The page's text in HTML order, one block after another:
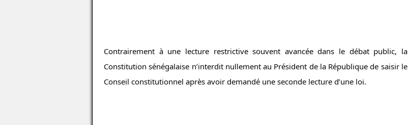
Contrairement à une lecture restrictive souvent avancée dans le débat public, la
Constitution sénégalaise n’interdit nullement au Président de la République de saisir le
Conseil constitutionnel après avoir demandé une seconde lecture d’une loi.